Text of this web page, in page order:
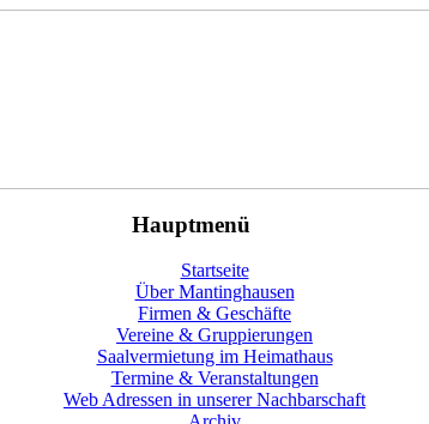
Hauptmenü
Startseite
Über Mantinghausen
Firmen & Geschäfte
Vereine & Gruppierungen
Saalvermietung im Heimathaus
Termine & Veranstaltungen
Web Adressen in unserer Nachbarschaft